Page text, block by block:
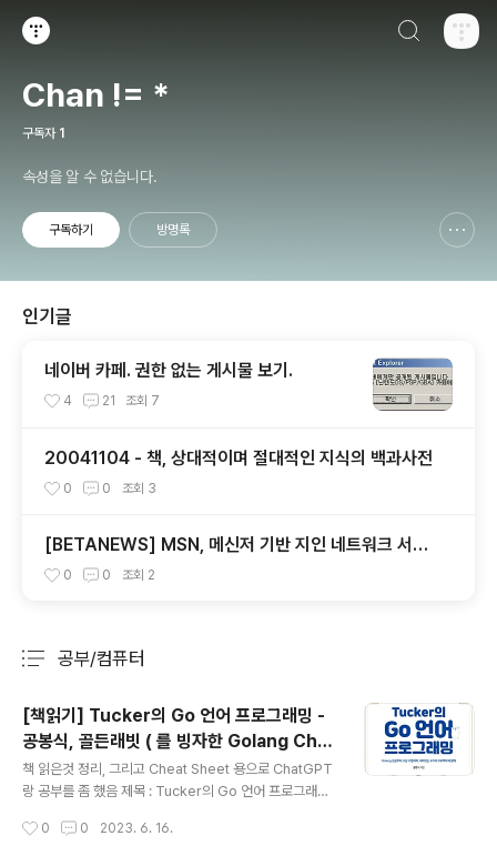
Chan != *
구독자 1
속성을 알 수 없습니다.
구독하기 방명록
인기글
네이버 카페. 권한 없는 게시물 보기.
4 21 조회 7
20041104 - 책, 상대적이며 절대적인 지식의 백과사전
0 0 조회 3
[BETANEWS] MSN, 메신저 기반 지인 네트워크 서비
스 시작
0 0 조회 2
공부/컴퓨터
[책읽기] Tucker의 Go 언어 프로그래밍 -
공봉식, 골든래빗 ( 를 빙자한 Golang Che
at Sheet ㅋ )
책 읽은것 정리, 그리고 Cheat Sheet 용으로 ChatGPT
랑 공부를 좀 했음 제목 : Tucker의 Go 언어 프로그래밍
나왔지만, 잠시 공부했다가 그냥 그런가 보다 했다. 한창 D
0 0 2023. 6. 16.